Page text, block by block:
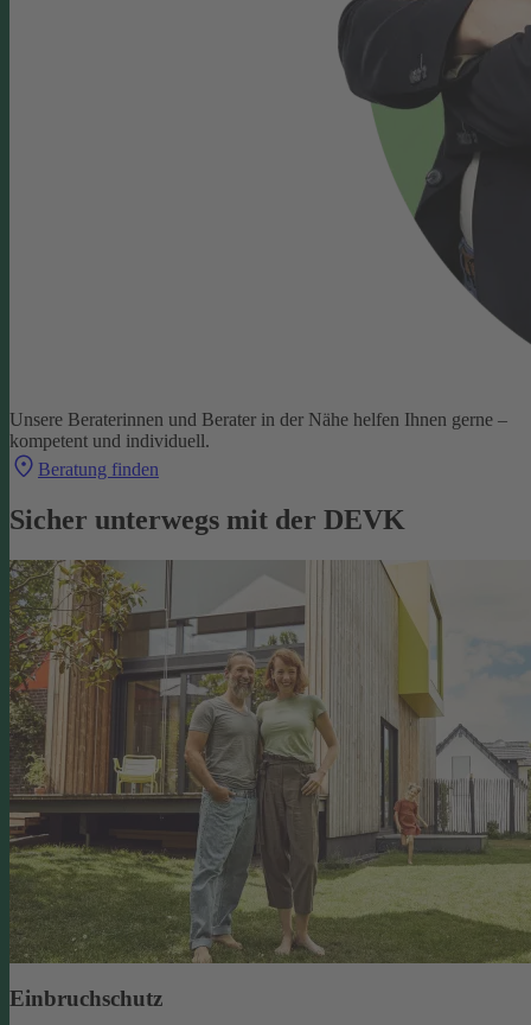
Unsere Beraterinnen und Berater in der Nähe helfen Ihnen gerne –
kompetent und individuell.
Beratung finden
Sicher unterwegs mit der DEVK
Einbruchschutz